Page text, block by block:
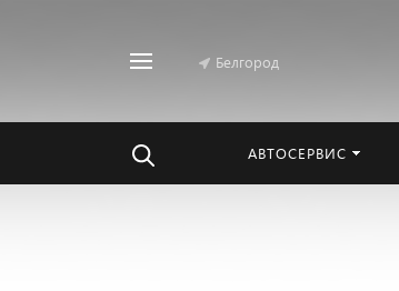
Белгород
АВТОСЕРВИС